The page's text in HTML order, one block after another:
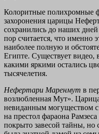
Колоритные полихромные
захоронения царицы
сохранились до наших
пор считается, что именно
наиболее полную и
Египте. Существует видео,
какими яркими остались
тысячелетия.
Нефертари Маренмут в
возлюбленная Мут».
невиданным могуществом
на престол фараона
покрыто завесой тайны, но